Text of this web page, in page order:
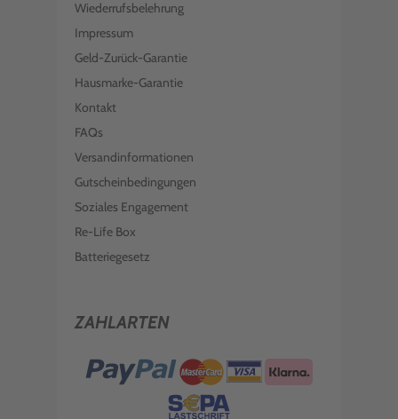
Wiederrufsbelehrung
Impressum
Geld-Zurück-Garantie
Hausmarke-Garantie
Kontakt
FAQs
Versandinformationen
Gutscheinbedingungen
Soziales Engagement
Re-Life Box
Batteriegesetz
ZAHLARTEN